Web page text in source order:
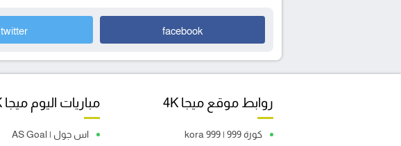
facebook
twitter
روابط موقع ميجا 4K
كورة 999 | kora 999
مباريات اليوم ميجا 4K
اس جول | AS Goal